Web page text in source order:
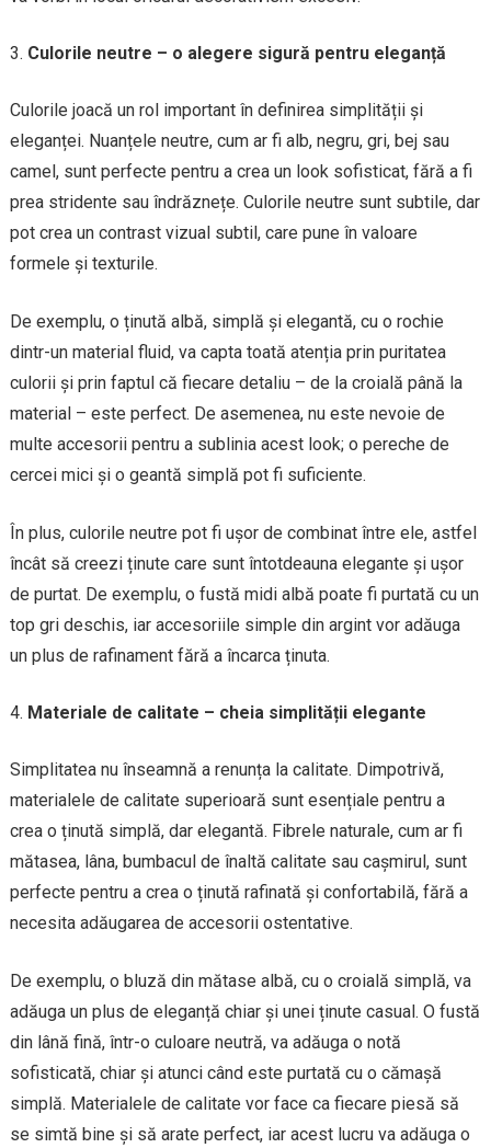
Culorile neutre – o alegere sigură pentru eleganță
Culorile joacă un rol important în definirea simplității și
eleganței. Nuanțele neutre, cum ar fi alb, negru, gri, bej sau
camel, sunt perfecte pentru a crea un look sofisticat, fără a fi
prea stridente sau îndrăznețe. Culorile neutre sunt subtile, dar
pot crea un contrast vizual subtil, care pune în valoare
formele și texturile.
De exemplu, o ținută albă, simplă și elegantă, cu o rochie
dintr-un material fluid, va capta toată atenția prin puritatea
culorii și prin faptul că fiecare detaliu – de la croială până la
material – este perfect. De asemenea, nu este nevoie de
multe accesorii pentru a sublinia acest look; o pereche de
cercei mici și o geantă simplă pot fi suficiente.
În plus, culorile neutre pot fi ușor de combinat între ele, astfel
încât să creezi ținute care sunt întotdeauna elegante și ușor
de purtat. De exemplu, o fustă midi albă poate fi purtată cu un
top gri deschis, iar accesoriile simple din argint vor adăuga
un plus de rafinament fără a încarca ținuta.
Materiale de calitate – cheia simplității elegante
Simplitatea nu înseamnă a renunța la calitate. Dimpotrivă,
materialele de calitate superioară sunt esențiale pentru a
crea o ținută simplă, dar elegantă. Fibrele naturale, cum ar fi
mătasea, lâna, bumbacul de înaltă calitate sau cașmirul, sunt
perfecte pentru a crea o ținută rafinată și confortabilă, fără a
necesita adăugarea de accesorii ostentative.
De exemplu, o bluză din mătase albă, cu o croială simplă, va
adăuga un plus de eleganță chiar și unei ținute casual. O fustă
din lână fină, într-o culoare neutră, va adăuga o notă
sofisticată, chiar și atunci când este purtată cu o cămașă
simplă. Materialele de calitate vor face ca fiecare piesă să
se simtă bine și să arate perfect, iar acest lucru va adăuga o